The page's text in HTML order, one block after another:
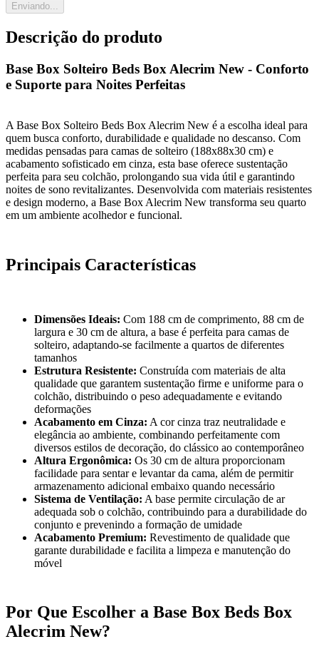
Enviando...
Descrição do produto
Base Box Solteiro Beds Box Alecrim New - Conforto
e Suporte para Noites Perfeitas
A Base Box Solteiro Beds Box Alecrim New é a escolha ideal para
quem busca conforto, durabilidade e qualidade no descanso. Com
medidas pensadas para camas de solteiro (188x88x30 cm) e
acabamento sofisticado em cinza, esta base oferece sustentação
perfeita para seu colchão, prolongando sua vida útil e garantindo
noites de sono revitalizantes. Desenvolvida com materiais resistentes
e design moderno, a Base Box Alecrim New transforma seu quarto
em um ambiente acolhedor e funcional.
Principais Características
Dimensões Ideais: Com 188 cm de comprimento, 88 cm de
largura e 30 cm de altura, a base é perfeita para camas de
solteiro, adaptando-se facilmente a quartos de diferentes
tamanhos
Estrutura Resistente: Construída com materiais de alta
qualidade que garantem sustentação firme e uniforme para o
colchão, distribuindo o peso adequadamente e evitando
deformações
Acabamento em Cinza: A cor cinza traz neutralidade e
elegância ao ambiente, combinando perfeitamente com
diversos estilos de decoração, do clássico ao contemporâneo
Altura Ergonômica: Os 30 cm de altura proporcionam
facilidade para sentar e levantar da cama, além de permitir
armazenamento adicional embaixo quando necessário
Sistema de Ventilação: A base permite circulação de ar
adequada sob o colchão, contribuindo para a durabilidade do
conjunto e prevenindo a formação de umidade
Acabamento Premium: Revestimento de qualidade que
garante durabilidade e facilita a limpeza e manutenção do
móvel
Por Que Escolher a Base Box Beds Box
Alecrim New?